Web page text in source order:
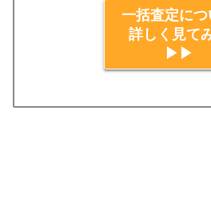
一括査定につ
詳しく見て
▶▶